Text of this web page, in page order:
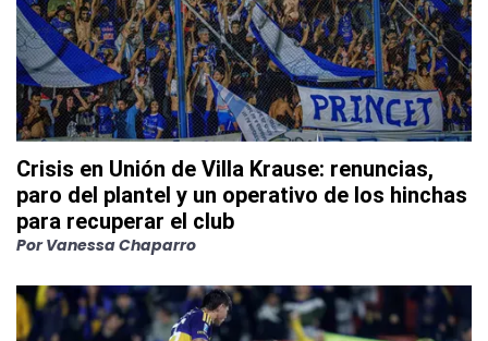
Crisis en Unión de Villa Krause: renuncias,
paro del plantel y un operativo de los hinchas
para recuperar el club
Por Vanessa Chaparro